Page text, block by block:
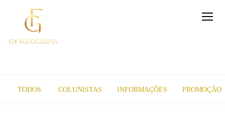
TODOS COLUNISTAS INFORMAÇÕES PROMOÇÃO